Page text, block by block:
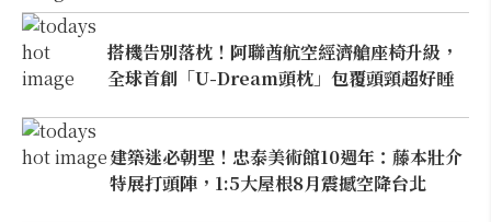
搭機告別落枕！阿聯酋航空經濟艙座椅升級，
全球首創「U-Dream頭枕」包覆頭頸超好睡
建築迷必朝聖！忠泰美術館10週年：藤本壯介
特展打頭陣，1:5大屋根8月震撼空降台北